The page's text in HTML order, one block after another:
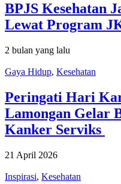
BPJS Kesehatan
Lewat Program
2 bulan yang lalu
Gaya Hidup, Kesehatan
Peringati Hari
Lamongan Gelar
Kanker Serviks
21 April 2026
Inspirasi, Kesehatan